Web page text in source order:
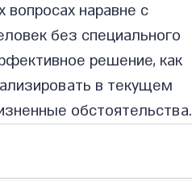
наравне с
без специального
решение, как
в текущем
обстоятельства.